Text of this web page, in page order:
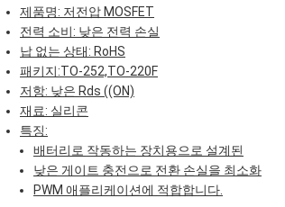
제품명: 저전압 MOSFET
전력 소비: 낮은 전력 손실
납 없는 상태: RoHS
패키지:TO-252,TO-220F
저항: 낮은 Rds ((ON)
재료: 실리콘
특징:
배터리로 작동하는 장치용으로 설계된
낮은 게이트 충전으로 전환 손실을 최소화
PWM 애플리케이션에 적합합니다.